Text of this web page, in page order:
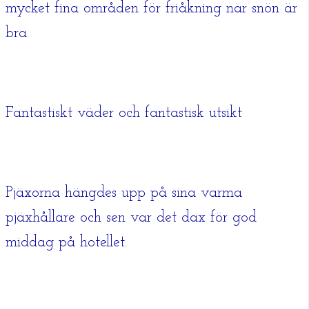
mycket fina områden för friåkning när snön är
bra.
Fantastiskt väder och fantastisk utsikt
Pjäxorna hängdes upp på sina varma
pjäxhållare och sen var det dax för god
middag på hotellet.